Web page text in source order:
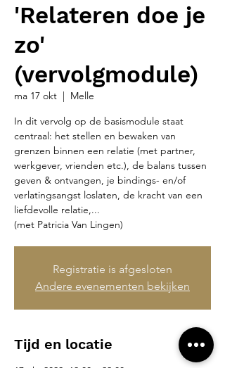
'Relateren doe je
zo'
(vervolgmodule)
ma 17 okt
  |
Melle
In dit vervolg op de basismodule staat
centraal: het stellen en bewaken van
grenzen binnen een relatie (met partner,
werkgever, vrienden etc.), de balans tussen
geven & ontvangen, je bindings- en/of
verlatingsangst loslaten, de kracht van een
liefdevolle relatie,...
(met Patricia Van Lingen)
Registratie is afgesloten
Andere evenementen bekijken
Tijd en locatie